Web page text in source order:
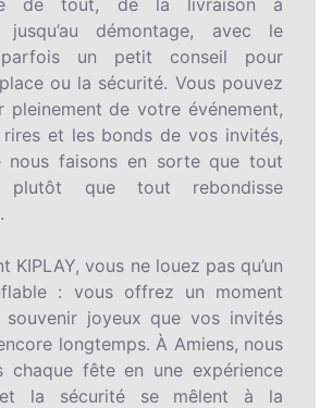
de tout, de la livraison à
jusqu’au démontage, avec le
un petit conseil pour
ou la sécurité. Vous pouvez
pleinement de votre événement,
et les bonds de vos invités,
nous faisons en sorte que tout
que tout rebondisse
KIPLAY, vous ne louez pas qu’un
: vous offrez un moment
souvenir joyeux que vos invités
longtemps. À Amiens, nous
chaque fête en une expérience
la sécurité se mêlent à la